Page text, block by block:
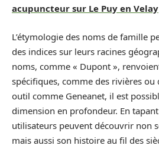
acupuncteur sur Le Puy en Velay
L’étymologie des noms de famille
des indices sur leurs racines
noms, comme « Dupont »,
spécifiques, comme des rivières ou
outil comme Geneanet, il est
dimension en profondeur. En
utilisateurs peuvent découvrir non
mais aussi son histoire au fil des